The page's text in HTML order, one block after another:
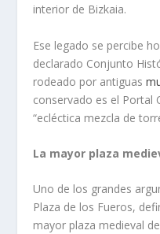
interior de Bizkaia.
Ese legado se percibe
declarado Conjunto
rodeado por antiguas
conservado es el Portal
“ecléctica mezcla de
La mayor plaza
Uno de los grandes
Plaza de los Fueros,
mayor plaza medieval